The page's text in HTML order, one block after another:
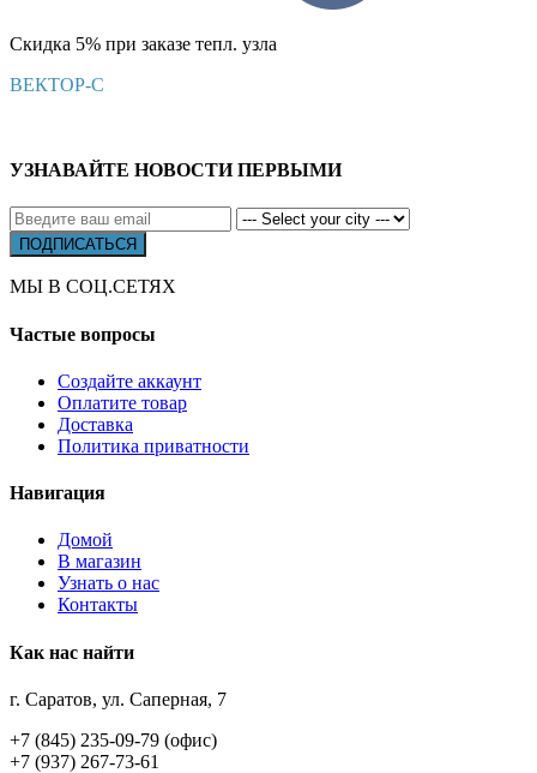
Скидка 5% при заказе тепл. узла
ВЕКТОР-С
УЗНАВАЙТЕ НОВОСТИ ПЕРВЫМИ
МЫ В СОЦ.СЕТЯХ
Частые вопросы
Создайте аккаунт
Оплатите товар
Доставка
Политика приватности
Навигация
Домой
В магазин
Узнать о нас
Контакты
Как нас найти
г. Саратов, ул. Саперная, 7
+7 (845) 235-09-79 (офис)
+7 (937) 267-73-61